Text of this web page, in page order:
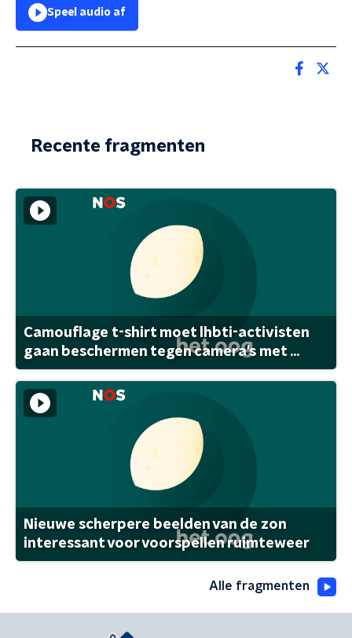
Speel audio af
Recente fragmenten
Camouflage t-shirt moet lhbti-activisten
gaan beschermen tegen camera's met ...
Nieuwe scherpere beelden van de zon
interessant voor voorspellen ruimteweer
Alle fragmenten